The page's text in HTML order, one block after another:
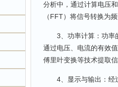
分析中，通过计算电压
（FFT）将信号转换为
3、功率计算：功率的
通过电压、电流的有效
傅里叶变换等技术提取
4、显示与输出：经过